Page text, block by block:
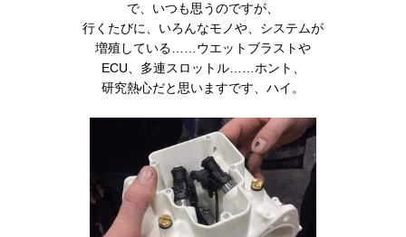
で、いつも思うのですが、
行くたびに、いろんなモノや、システムが
増殖している……ウエットブラストや
ECU、多連スロットル……ホント、
研究熱心だと思いますです、ハイ。